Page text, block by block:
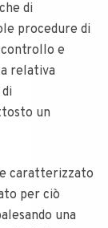
di
procedure di
e
relativa
un
caratterizzato
per ciò
una